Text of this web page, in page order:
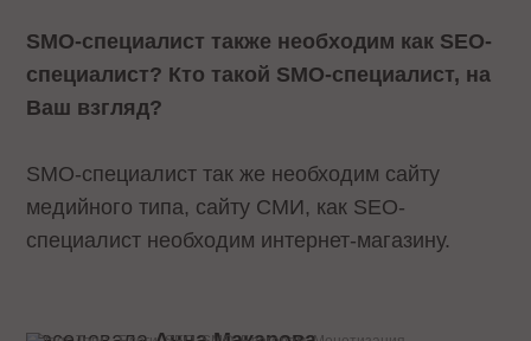
SMO-специалист также необходим как SEO-
специалист? Кто такой SMO-специалист, на
Ваш взгляд?
SMO-специалист так же необходим сайту
медийного типа, сайту СМИ, как SEO-
специалист необходим интернет-магазину.